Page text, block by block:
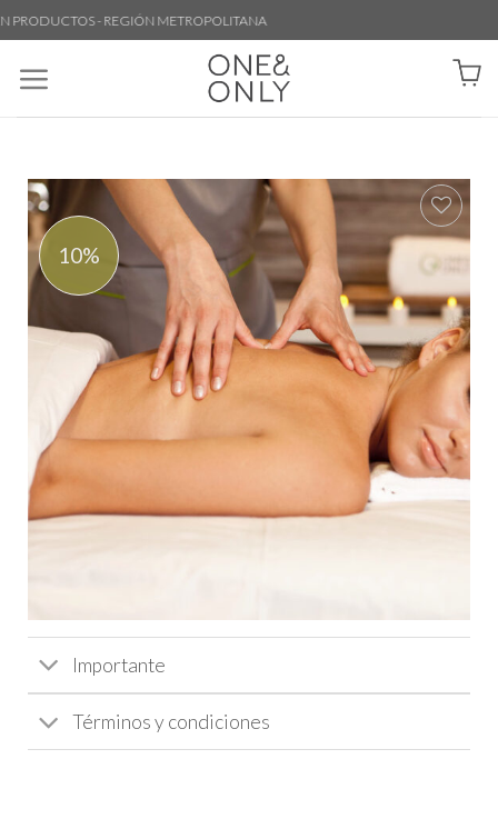
- REGIÓN METROPOLITANA
10%
Agregar
a la lista
de
deseos
Importante
Términos y condiciones